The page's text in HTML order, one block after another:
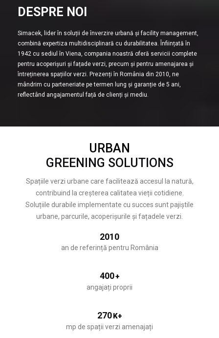
DESPRE NOI
Simacek, lider în soluții de înverzire urbană și facility management,
combină expertiza multidisciplinară cu durabilitatea. Înființată în
1942 cu sediul în Viena, compania noastră oferă servicii complete
pentru acoperișuri și fațade verzi, precum și pentru amenajarea și
întreținerea spațiilor verzi. Prezenți în România din 2010, ne
mândrim cu parteneriate pe termen lung și garanție de 5 ani,
reflectând angajamentul față de clienți și mediu.
URBAN
GREENING SOLUTIONS
Spațiile verzi urbane care facilitează accesul la natură,
contribuind la creșterea calitatea vieții cotidiene.
Soluțiile durabile implementate cu succes sunt pajiștile
urbane, parcurile, acoperișurile și fațadele verzi.
2010
an de referință pentru România
400+
angajați proprii
270K+
mp de spații verzi amenajați